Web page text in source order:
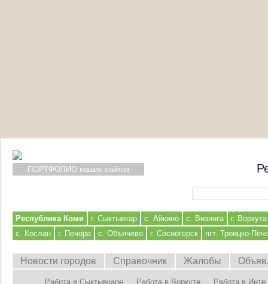
ПОРТФОЛИО наших сайтов
Республика Коми г. Сыктывкар с. Айкино с. Визинга
г. Воркута
с. Кослан
г. Печора с. Объячево г. Сосногорск пгт. Троицко-
Новости городов Справочник Жалобы
Работа в Сыктывкаре Работа в Воркуте Работа в Инте